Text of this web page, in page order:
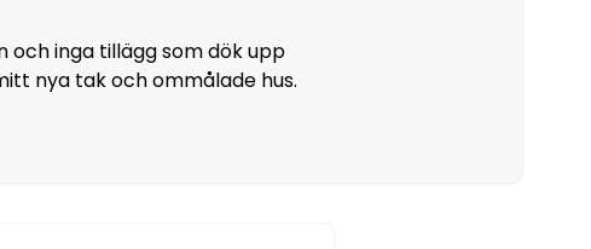
inga tillägg som dök upp
nya tak och ommålade hus.